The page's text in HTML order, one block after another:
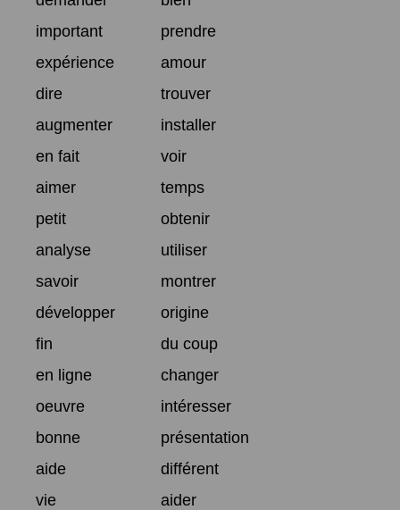
important
prendre
expérience
amour
dire
trouver
augmenter
installer
en fait
voir
aimer
temps
petit
obtenir
analyse
utiliser
savoir
montrer
développer
origine
fin
du coup
en ligne
changer
oeuvre
intéresser
bonne
présentation
aide
différent
vie
aider